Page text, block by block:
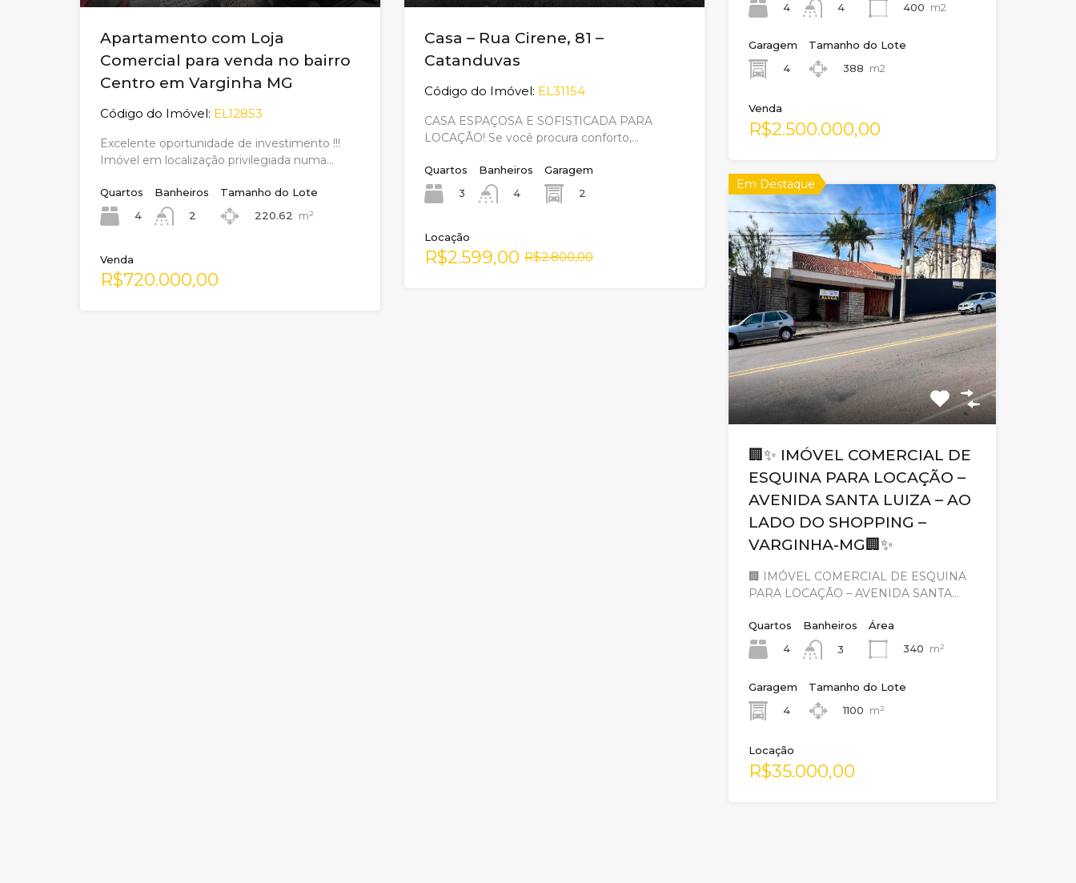
Apartamento com Loja
Comercial para venda no bairro
Centro em Varginha MG
Código do Imóvel: EL12853
Excelente oportunidade de investimento !!!
Imóvel em localização privilegiada numa…
Quartos
4
Banheiros
2
Tamanho do Lote
220.62
m²
Venda
R$720.000,00
Casa – Rua Cirene, 81 –
Catanduvas
Código do Imóvel: EL31154
CASA ESPAÇOSA E SOFISTICADA PARA
LOCAÇÃO! Se você procura conforto,…
Quartos
3
Banheiros
4
Garagem
2
Locação
R$2.599,00 R$2.800,00
4
4
400 m2
Garagem
4
Tamanho do Lote
388 m2
Venda
R$2.500.000,00
Em Destaque
🏢✨ IMÓVEL COMERCIAL DE
ESQUINA PARA LOCAÇÃO –
AVENIDA SANTA LUIZA – AO
LADO DO SHOPPING –
VARGINHA-MG🏢✨
🏢 IMÓVEL COMERCIAL DE ESQUINA
PARA LOCAÇÃO – AVENIDA SANTA…
Quartos
4
Banheiros
3
Área
340 m²
Garagem
4
Tamanho do Lote
1100 m²
Locação
R$35.000,00